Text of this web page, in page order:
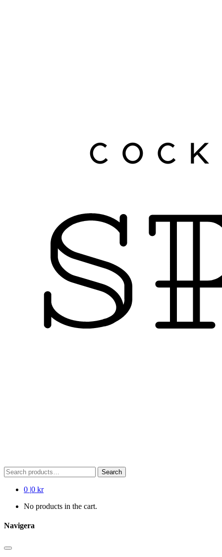
Search
for:
Search
0 |0 kr
No products in the cart.
Navigera